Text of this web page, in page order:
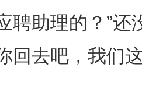
助理的？”还
回去吧，我们